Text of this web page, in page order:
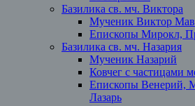
Базилика св. мч. Виктора
Мученик Виктор
Епископы Мирокл,
Базилика св. мч. Назария
Мученик Назарий
Ковчег с частицами
Епископы Венерий,
Лазарь